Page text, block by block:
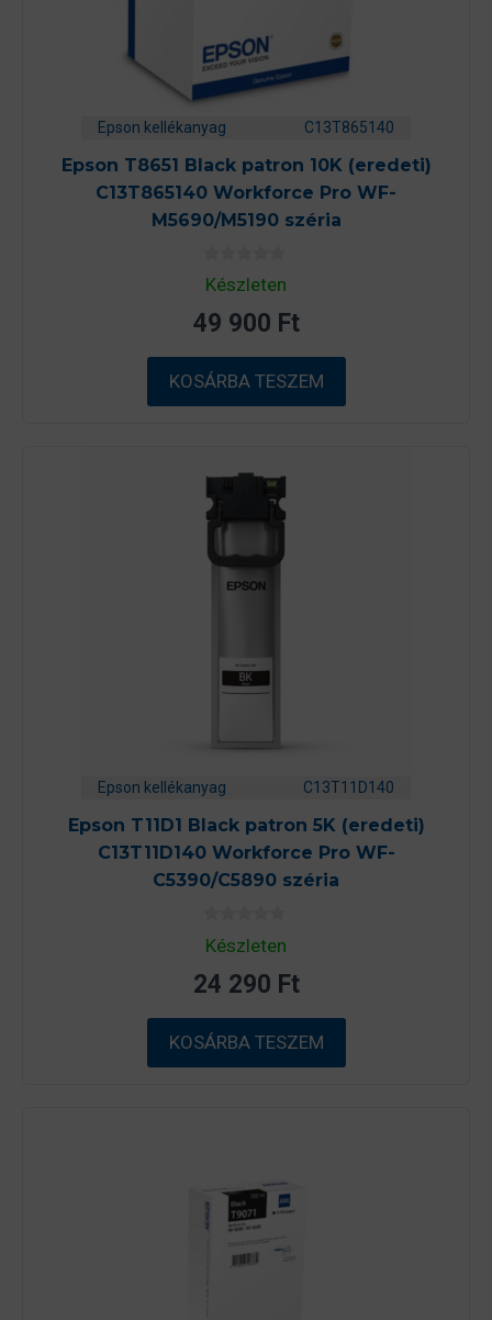
Epson kellékanyag C13T865140
Epson T8651 Black patron 10K (eredeti)
C13T865140 Workforce Pro WF-
M5690/M5190 széria
0
a
5
-
ő
l
Készleten
49 900 Ft
KOSÁRBA TESZEM
Epson kellékanyag C13T11D140
Epson T11D1 Black patron 5K (eredeti)
C13T11D140 Workforce Pro WF-
C5390/C5890 széria
0
a
5
-
l
Készleten
24 290 Ft
KOSÁRBA TESZEM